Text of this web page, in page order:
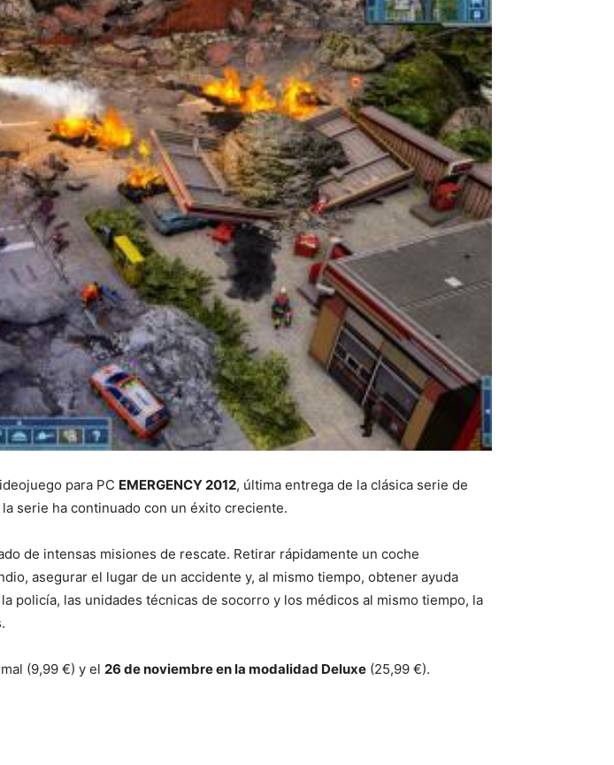
para PC EMERGENCY 2012, última entrega de la clásica serie de
serie ha continuado con un éxito creciente.
de intensas misiones de rescate. Retirar rápidamente un coche
asegurar el lugar de un accidente y, al mismo tiempo, obtener ayuda
policía, las unidades técnicas de socorro y los médicos al mismo tiempo, la
(9,99 €) y el 26 de noviembre en la modalidad Deluxe (25,99 €).